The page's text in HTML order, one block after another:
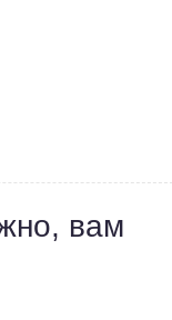
вам